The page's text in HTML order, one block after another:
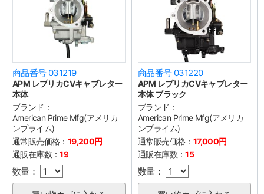
商品番号 031219
APM レプリカCVキャブレター
本体
ブランド：
American Prime Mfg(アメリカ
ンプライム)
通常販売価格： 19,200円
通販在庫数：19
数量：
商品番号 031220
APM レプリカCVキャブレター
本体 ブラック
ブランド：
American Prime Mfg(アメリカ
ンプライム)
通常販売価格： 17,000円
通販在庫数：15
数量：